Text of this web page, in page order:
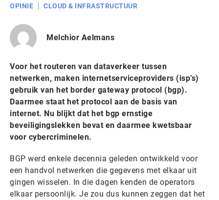
OPINIE
CLOUD & INFRASTRUCTUUR
Melchior Aelmans
Voor het routeren van dataverkeer tussen
netwerken, maken internetserviceproviders (isp’s)
gebruik van het border gateway protocol (bgp).
Daarmee staat het protocol aan de basis van
internet. Nu blijkt dat het bgp ernstige
beveiligingslekken bevat en daarmee kwetsbaar
voor cybercriminelen.
BGP werd enkele decennia geleden ontwikkeld voor
een handvol netwerken die gegevens met elkaar uit
gingen wisselen. In die dagen kenden de operators
elkaar persoonlijk. Je zou dus kunnen zeggen dat het